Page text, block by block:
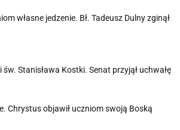
własne jedzenie. Bł. Tadeusz Dulny zginął
Stanisława Kostki. Senat przyjął uchwałę
Chrystus objawił uczniom swoją Boską